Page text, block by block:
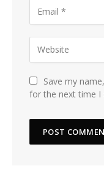
Save my
for the next time I